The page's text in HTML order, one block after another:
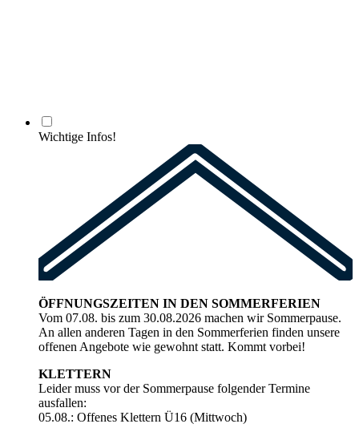
Wichtige Infos!
ÖFFNUNGSZEITEN IN DEN SOMMERFERIEN
Vom 07.08. bis zum 30.08.2026 machen wir Sommerpause.
An allen anderen Tagen in den Sommerferien finden unsere
offenen Angebote wie gewohnt statt. Kommt vorbei!
KLETTERN
Leider muss vor der Sommerpause folgender Termine
ausfallen:
05.08.: Offenes Klettern Ü16 (Mittwoch)